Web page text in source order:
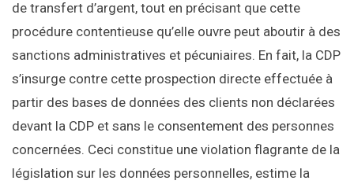
de transfert d’argent, tout en précisant que cette
procédure contentieuse qu’elle ouvre peut aboutir à des
sanctions administratives et pécuniaires. En fait, la CDP
s’insurge contre cette prospection directe effectuée à
partir des bases de données des clients non déclarées
devant la CDP et sans le consentement des personnes
concernées. Ceci constitue une violation flagrante de la
législation sur les données personnelles, estime la